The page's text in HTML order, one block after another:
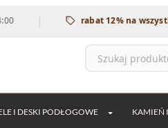
rabat 12% na wszystkie
I DESKI PODŁOGOWE KAMIEŃ